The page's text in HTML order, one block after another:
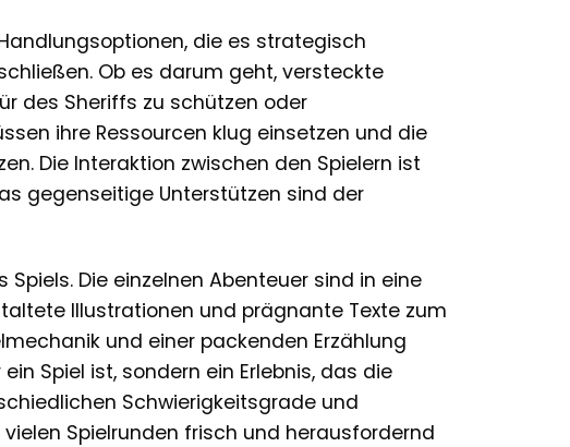
die es strategisch
Ob es darum geht, versteckte
des Sheriffs zu schützen oder
ihre Ressourcen klug einsetzen und die
Die Interaktion zwischen den Spielern ist
gegenseitige Unterstützen sind der
Die einzelnen Abenteuer sind in eine
Illustrationen und prägnante Texte zum
und einer packenden Erzählung
Spiel ist, sondern ein Erlebnis, das die
Schwierigkeitsgrade und
Spielrunden frisch und herausfordernd